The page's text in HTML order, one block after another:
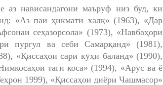
аз нависандагони маъруф низ буд, ки
«Аз паи ҳикмати халқ» (1963), «Дар
сеҳазорсола» (1973), «Навбаҳори
пургул ва себи Самарқанд» (1981),
«Қиссаҳои сари кӯҳи баланд» (1990),
таги коса» (1994), «Арӯс ва ё
1999), «Қиссаҳои диёри Чашмасор»